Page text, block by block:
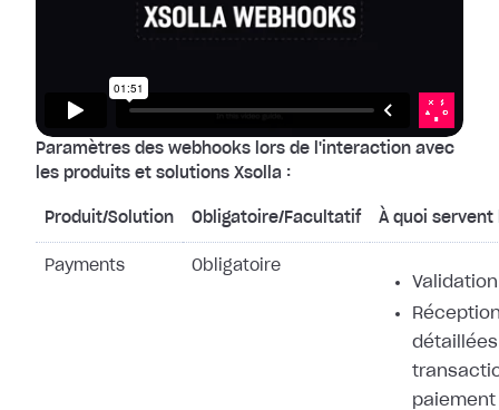
Paramètres des webhooks lors de l'interaction avec
les produits et solutions Xsolla :
Produit/Solution Obligatoire/Facultatif À quoi servent
Payments Obligatoire